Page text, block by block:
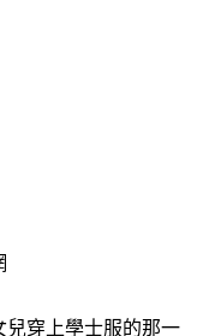
像，其實你也活出自